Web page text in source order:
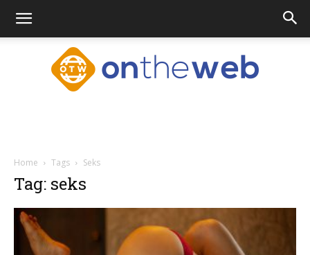
Home Tags Seks
Tag: seks